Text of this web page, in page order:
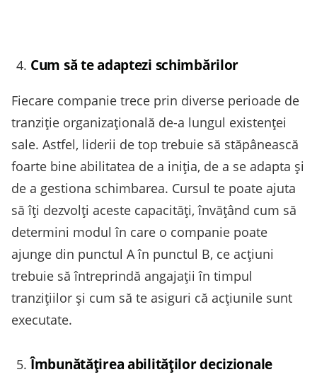
Cum să te adaptezi schimbărilor
Fiecare companie trece prin diverse perioade de
tranziție organizațională de-a lungul existenței
sale. Astfel, liderii de top trebuie să stăpânească
foarte bine abilitatea de a iniția, de a se adapta și
de a gestiona schimbarea. Cursul te poate ajuta
să îți dezvolți aceste capacități, învățând cum să
determini modul în care o companie poate
ajunge din punctul A în punctul B, ce acțiuni
trebuie să întreprindă angajații în timpul
tranzițiilor și cum să te asiguri că acțiunile sunt
executate.
Îmbunătățirea abilităților decizionale